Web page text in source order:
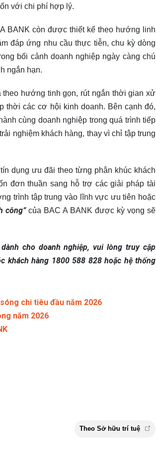
với chi phí hợp lý.
BANK còn được thiết kế theo hướng linh
đáp ứng nhu cầu thực tiễn, chu kỳ dòng
bối cảnh doanh nghiệp ngày càng chú
ngắn hạn.
hướng tinh gọn, rút ngắn thời gian xử
thời các cơ hội kinh doanh. Bên cạnh đó,
cùng doanh nghiệp trong quá trình tiếp
nghiệm khách hàng, thay vì chỉ tập trung
dụng ưu đãi theo từng phân khúc khách
đơn thuần sang hỗ trợ các giải pháp tài
trình tập trung vào lĩnh vực ưu tiên hoặc
công”của BAC A BANK được kỳ vọng sẽ
cho doanh nghiệp, vui lòng truy cập
khách hàng 1800 588 828 hoặc hệ thống
chi tiêu đầu năm 2026
năm 2026